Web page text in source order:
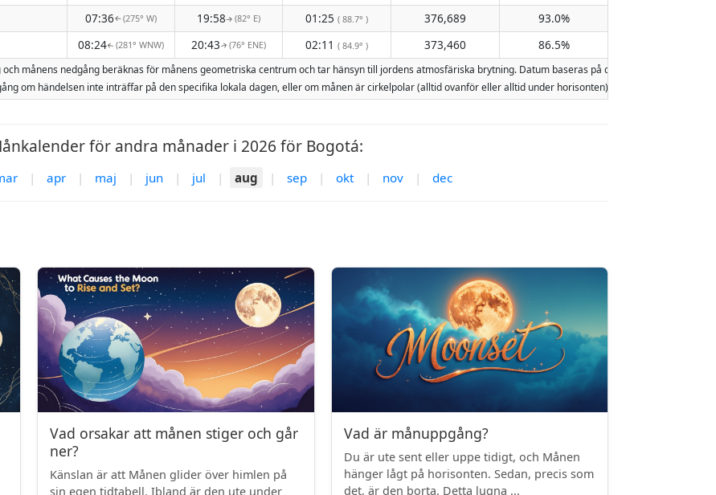
07:36↑(275° W) 19:58↑(82° E) 01:25 ( 88.7° ) 376,689
93.0%
08:24↑(281° WNW) 20:43↑(76° ENE) 02:11 ( 84.9° ) 373,460 86.5%
månens nedgång beräknas för månens geometriska centrum och tar hänsyn till jordens atmosfäriska brytning. Datum baseras på den gregorianska
om händelsen inte inträffar på den specifika lokala dagen, eller om månen är cirkelpolar (alltid ovanför eller alltid under horisonten). Två månuppgångar
för andra månader i 2026 för Bogotá:
| apr | maj | jun | jul | aug | sep | okt | nov | dec
Vad orsakar att månen stiger och går
ner?
Känslan är att Månen glider över himlen på
sin egen tidtabell. Ibland är den ute under
Vad är månuppgång?
Du är ute sent eller uppe tidigt, och Månen
hänger lågt på horisonten. Sedan, precis som
det, är den borta. Detta lugna ...